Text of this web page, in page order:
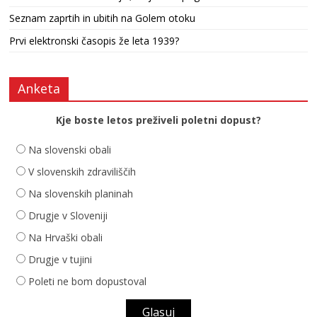
Seznam zaprtih in ubitih na Golem otoku
Prvi elektronski časopis že leta 1939?
Anketa
Kje boste letos preživeli poletni dopust?
Na slovenski obali
V slovenskih zdraviliščih
Na slovenskih planinah
Drugje v Sloveniji
Na Hrvaški obali
Drugje v tujini
Poleti ne bom dopustoval